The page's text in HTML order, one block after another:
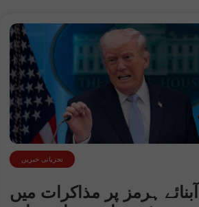
تجزیاتی خبریں
آبنائے ہرمز پر مذاکرات میں